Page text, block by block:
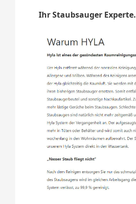
Ihr Staubsauger Experte.